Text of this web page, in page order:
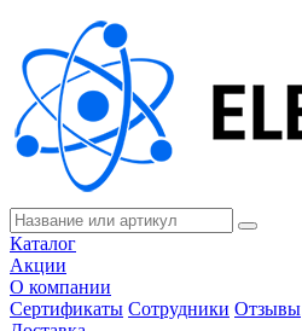
Каталог
Акции
О компании
Сертификаты Сотрудники Отзывы